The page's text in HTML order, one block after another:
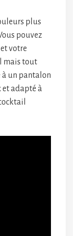
plus
pouvez
votre
mais tout
à un pantalon
et adapté à